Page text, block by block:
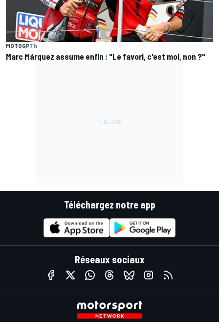
MOTOGP7 h
Marc Márquez assume enfin : "Le favori, c'est moi, non ?"
Téléchargez notre app
Réseaux sociaux